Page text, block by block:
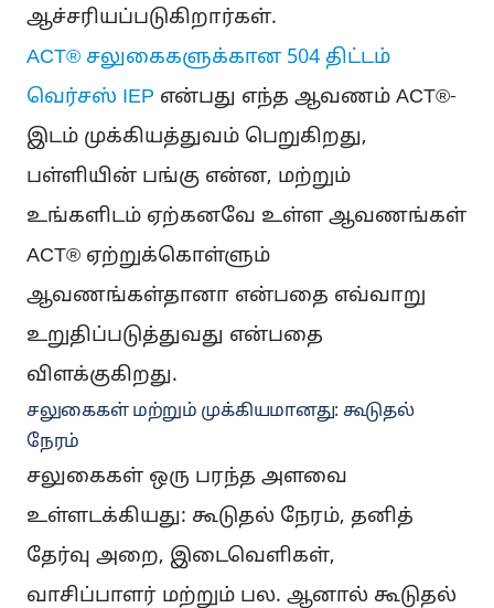
ஆச்சரியப்படுகிறார்கள்.
ACT® சலுகைகளுக்கான 504 திட்டம்
வெர்சஸ் IEP என்பது எந்த ஆவணம் ACT®-
இடம் முக்கியத்துவம் பெறுகிறது,
பள்ளியின் பங்கு என்ன, மற்றும்
உங்களிடம் ஏற்கனவே உள்ள ஆவணங்கள்
ACT® ஏற்றுக்கொள்ளும்
ஆவணங்கள்தானா என்பதை எவ்வாறு
உறுதிப்படுத்துவது என்பதை
விளக்குகிறது.
சலுகைகள் மற்றும் முக்கியமானது: கூடுதல்
நேரம்
சலுகைகள் ஒரு பரந்த அளவை
உள்ளடக்கியது: கூடுதல் நேரம், தனித்
தேர்வு அறை, இடைவெளிகள்,
வாசிப்பாளர் மற்றும் பல. ஆனால் கூடுதல்